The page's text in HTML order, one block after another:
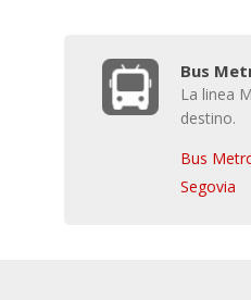
Bus
La linea
destino.
Bus
Segovia